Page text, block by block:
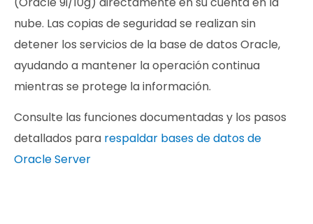
nube. Las copias de seguridad se realizan sin
detener los servicios de la base de datos Oracle,
ayudando a mantener la operación continua
mientras se protege la información.
Consulte las funciones documentadas y los pasos
detallados para respaldar bases de datos de
Oracle Server